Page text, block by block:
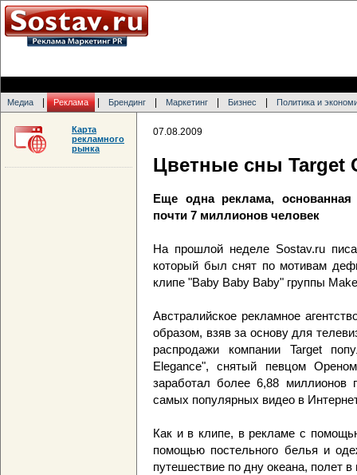
Медиа Реклама Брендинг Маркетинг Бизнес Политика и
07.08.2009
Цветные сны Target
Еще одна реклама,
почти 7 миллионов человек
На прошлой неделе Sostav.ru
который был снят по мотивам
клипе "Baby Baby Baby" группы
Австралийское рекламное
образом, взяв за основу для
распродажи компании Target
Elegance", снятый певцом
заработал более 6,88 миллионов
самых популярных видео в
Как и в клипе, в рекламе с
помощью постельного белья и
путешествие по дну океана, полет
Карта
рекламного
рынка